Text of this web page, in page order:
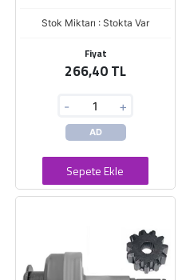
Stok Miktarı : Stokta Var
Fiyat
266,40 TL
- +
AD
Sepete Ekle